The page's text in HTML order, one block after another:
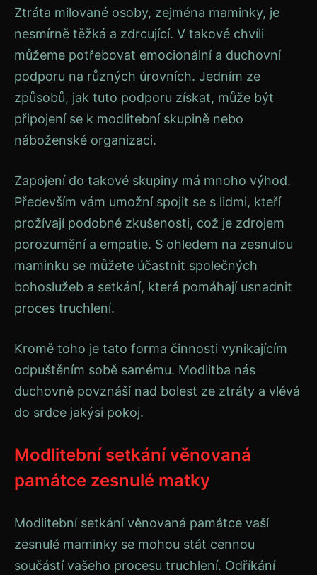
Ztráta milované osoby, zejména maminky, je
nesmírně těžká a zdrcující. V takové chvíli
můžeme potřebovat emocionální a duchovní
podporu na různých úrovních. Jedním ze
způsobů, jak tuto podporu získat, může být
připojení se k modlitební skupině nebo
náboženské organizaci.
Zapojení do takové skupiny má mnoho výhod.
Především vám umožní spojit se s lidmi, kteří
prožívají podobné zkušenosti, což je zdrojem
porozumění a empatie. S ohledem na zesnulou
maminku se můžete účastnit společných
bohoslužeb a setkání, která pomáhají usnadnit
proces truchlení.
Kromě toho je tato forma činnosti vynikajícím
odpuštěním sobě samému. Modlitba nás
duchovně povznáší nad bolest ze ztráty a vlévá
do srdce jakýsi pokoj.
Modlitební setkání věnovaná
památce zesnulé matky
Modlitební setkání věnovaná památce vaší
zesnulé maminky se mohou stát cennou
součástí vašeho procesu truchlení. Odříkání